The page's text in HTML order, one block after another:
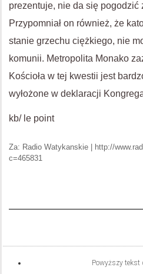
prezentuje, nie da się pogodzić
Przypomniał on również, że
stanie grzechu ciężkiego, nie
komunii. Metropolita Monako
Kościoła w tej kwestii jest
wyłożone w deklaracji
kb/ le point
Za: Radio Watykanskie | http://
c=465831
Powyższy tekst